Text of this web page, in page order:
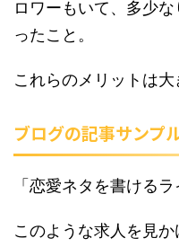
ロワーもいて、多少
ったこと。
これらのメリットは大
ブログの記事サンプ
「恋愛ネタを書ける
このような求人を見